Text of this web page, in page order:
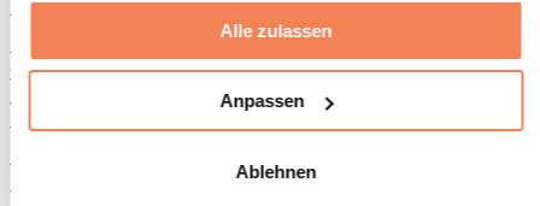
(insbesondere zu Analyse- und Marketingzwecken) zu.
Ablehnen“ klicken, werden nur
„notwendige“ Cookies gesetzt, welche für den Betrieb der
Webseite erforderlich sind. Sie können auch eine
Alle zulassen
Anpassen
Ablehnen
Protein-Nussbutter
Grüne Superfoods